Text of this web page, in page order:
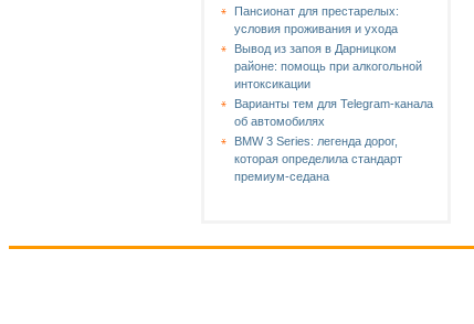
Пансионат для престарелых:
условия проживания и ухода
Вывод из запоя в Дарницком
районе: помощь при алкогольной
интоксикации
Варианты тем для Telegram-канала
об автомобилях
BMW 3 Series: легенда дорог,
которая определила стандарт
премиум-седана